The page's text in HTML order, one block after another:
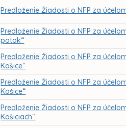
Predloženie Žiadosti o NFP za
Predloženie Žiadosti o NFP za
potok“
Predloženie Žiadosti o NFP za
Košice“
Predloženie Žiadosti o NFP za
Košice“
Predloženie Žiadosti o NFP za
Košiciach“